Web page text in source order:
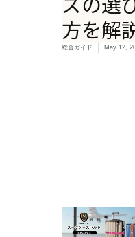
方を解
総合ガイド May 12,